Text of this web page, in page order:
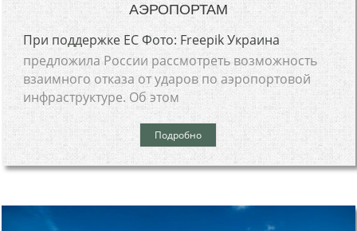
АЭРОПОРТАМ
При поддержке ЕС Фото: Freepik Украина
предложила России рассмотреть возможность
взаимного отказа от ударов по аэропортовой
инфраструктуре. Об этом
Подробно